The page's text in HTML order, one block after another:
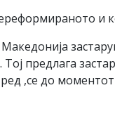
и
предлага
,се до